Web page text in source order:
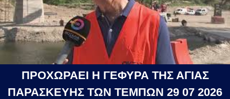
ΠΡΟΧΩΡΑΕΙ Η ΓΕΦΥΡΑ ΤΗΣ ΑΓΙΑΣ
ΠΑΡΑΣΚΕΥΗΣ ΤΩΝ ΤΕΜΠΩΝ 29 07 2026